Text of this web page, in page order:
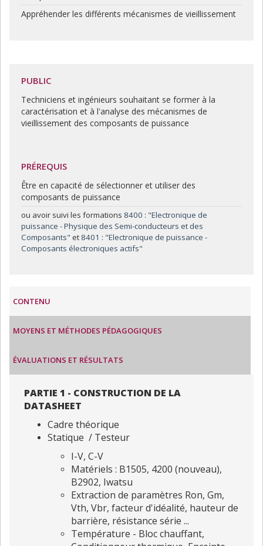
Appréhender les différents mécanismes de vieillissement
PUBLIC
Techniciens et ingénieurs souhaitant se former à la
caractérisation et à l'analyse des mécanismes de
vieillissement des composants de puissance
PRÉREQUIS
Être en capacité de sélectionner et utiliser des
composants de puissance
ou avoir suivi les formations 8400 : "Electronique de
puissance - Physique des Semi-conducteurs et des
Composants" et 8401 : "Electronique de puissance -
Composants électroniques actifs"
CONTENU
MOYENS ET MÉTHODES PÉDAGOGIQUES
ÉVALUATIONS ET RÉSULTATS
PARTIE 1 - CONSTRUCTION DE LA
DATASHEET
Cadre théorique
Statique / Testeur
I-V, C-V
Matériels : B1505, 4200 (nouveau),
B2902, Iwatsu
Extraction de paramètres Ron, Gm,
Vth, Vbr, facteur d'idéalité, hauteur de
barrière, résistance série ...
Température - Bloc chauffant,